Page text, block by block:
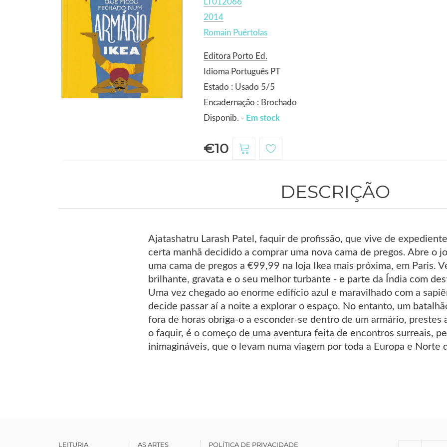
2014
Romain Puértolas
Editora Porto Ed.
Idioma Português PT
Estado : Usado 5/5
Encadernação : Brochado
Disponib. - Em stock
€10
DESCRIÇÃO
Ajatashatru Larash Patel, faquir de profissão, que vive de
certa manhã decidido a comprar uma nova cama de pregos. Abre o
uma cama de pregos a €99,99 na loja Ikea mais próxima, em Paris.
brilhante, gravata e o seu melhor turbante - e parte da Índia com
Uma vez chegado ao enorme edifício azul e maravilhado com a
decide passar aí a noite a explorar o espaço. No entanto, um
fora de horas obriga-o a esconder-se dentro de um armário, prestes
o faquir, é o começo de uma aventura feita de encontros surreais,
inimagináveis, que o levam numa viagem por toda a Europa e Norte
LEITURIA AS ARTES POLÍTICA DE PRIVACIDADE